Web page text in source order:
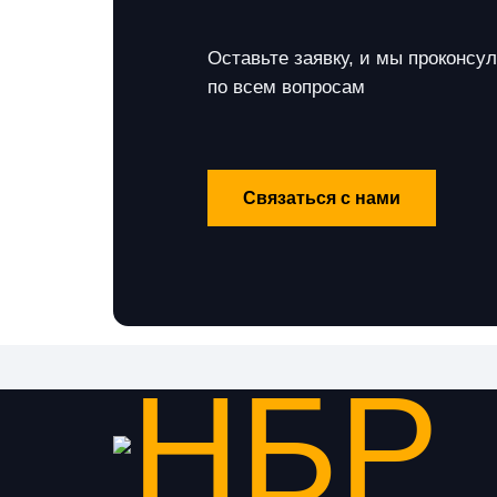
Оставьте заявку, и мы
по всем вопросам
Связаться с нами